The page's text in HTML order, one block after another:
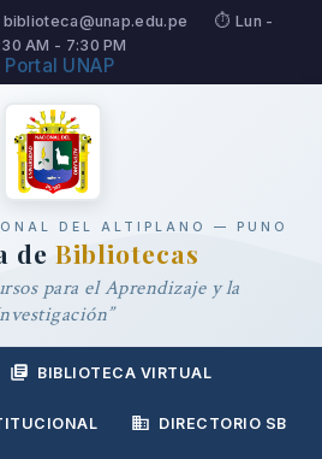
⏱ Lun -
AM - 7:30 PM
Portal UNAP
DEL ALTIPLANO — PUNO
de Bibliotecas
para el Aprendizaje y la
BIBLIOTECA VIRTUAL
DIRECTORIO SB